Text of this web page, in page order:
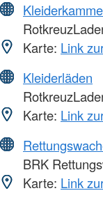
Karte: Link
Kleiderläden
Karte: Link
BRK
Karte: Link